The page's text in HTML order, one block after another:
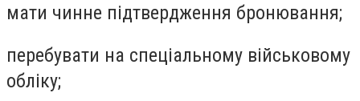
мати чинне підтвердження бронювання;
перебувати на спеціальному військовому
обліку;